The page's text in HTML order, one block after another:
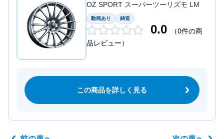
OZ SPORT スーパーツーリズモ LM
動画あり 鋳造
0.0
（0件の商
品レビュー）
この商品を詳しく見る